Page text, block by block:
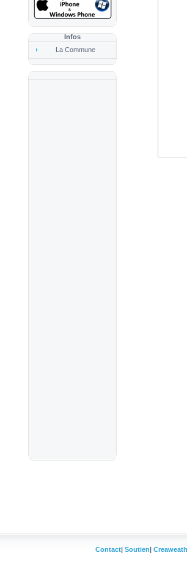
Infos
La Commune
Contact| Soutien|